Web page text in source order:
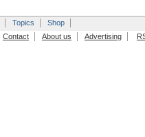
Topics
Shop
Contact About us Advertising